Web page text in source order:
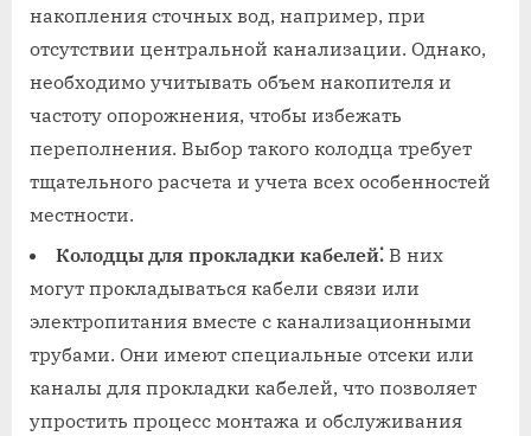
накопления сточных вод, например, при
отсутствии центральной канализации. Однако,
необходимо учитывать объем накопителя и
частоту опорожнения, чтобы избежать
переполнения. Выбор такого колодца требует
тщательного расчета и учета всех особенностей
местности.
Колодцы для прокладки кабелей⁚ В них
могут прокладываться кабели связи или
электропитания вместе с канализационными
трубами. Они имеют специальные отсеки или
каналы для прокладки кабелей, что позволяет
упростить процесс монтажа и обслуживания